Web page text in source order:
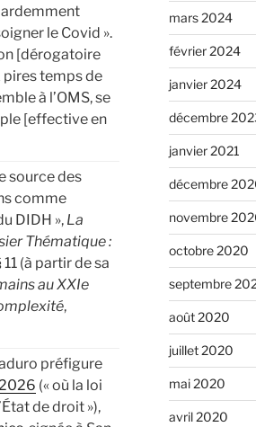
le Covid ».
[dérogatoire
pires temps de
à l’OMS, se
[effective en
source des
comme
DIDH », La
Thématique :
11 (à partir de sa
au XXIe
,
préfigure
(« où la loi
de droit »),
mars 2024
février 2024
janvier 2024
décembre
janvier 2021
décembre
novembre
octobre 2020
septembre
août 2020
juillet 2020
mai 2020
avril 2020